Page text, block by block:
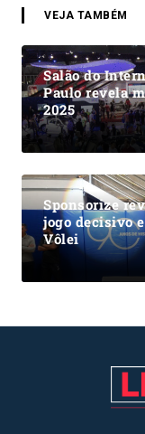
VEJA TAMBÉM
Salão do
Paulo revela
2025
Sponsorize
jogo decisivo
Vôlei